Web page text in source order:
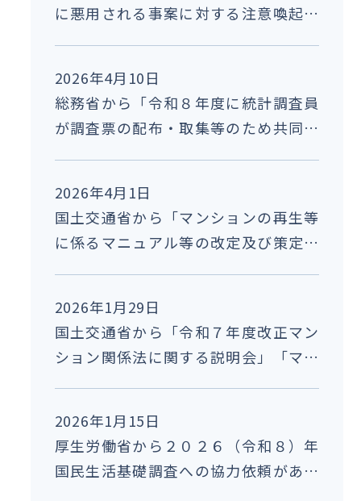
に悪用される事案に対する注意喚起に
2026年4月10日
総務省から「令和８年度に統計調査員
が調査票の配布・取集等のため共同住
供がありました。
2026年4月1日
国土交通省から「マンションの再生等
に係るマニュアル等の改定及び策定並
2026年1月29日
国土交通省から「令和７年度改正マン
ション関係法に関する説明会」「マン
2026年1月15日
厚生労働省から２０２６（令和８）年
国民生活基礎調査への協力依頼があり